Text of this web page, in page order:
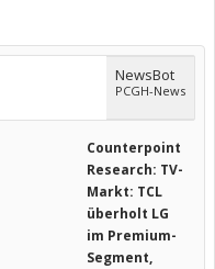
NewsBot
PCGH-News
Counterpoint
Research: TV-
Markt: TCL
überholt LG
im Premium-
Segment,